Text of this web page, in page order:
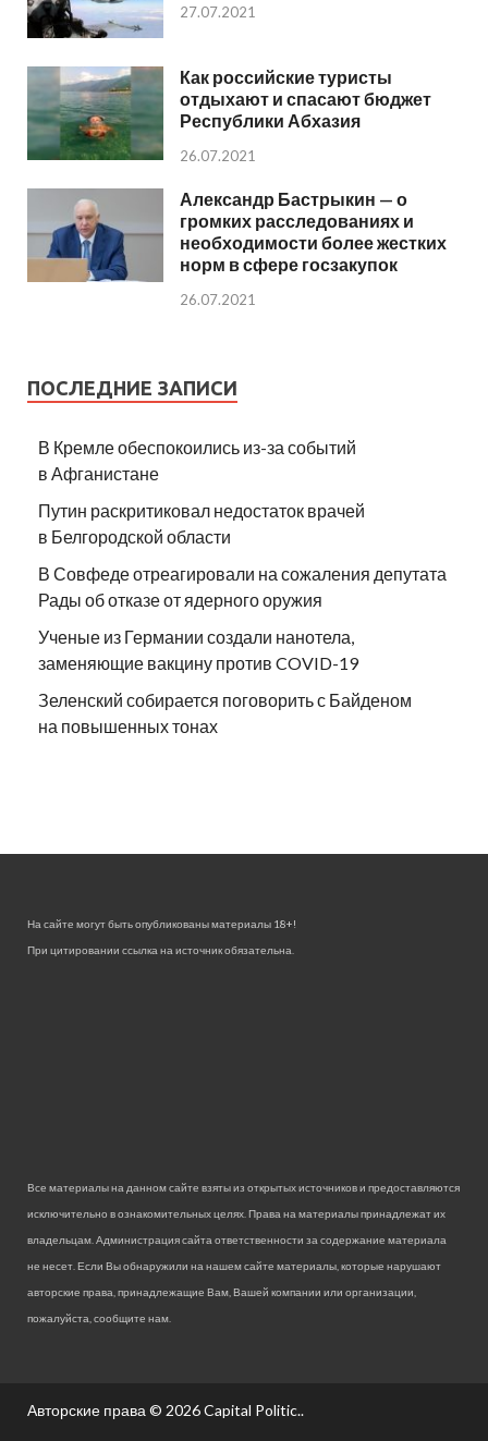
27.07.2021
Как российские туристы
отдыхают и спасают бюджет
Республики Абхазия
26.07.2021
Александр Бастрыкин — о
громких расследованиях и
необходимости более жестких
норм в сфере госзакупок
26.07.2021
ПОСЛЕДНИЕ ЗАПИСИ
В Кремле обеспокоились из-за событий
в Афганистане
Путин раскритиковал недостаток врачей
в Белгородской области
В Совфеде отреагировали на сожаления депутата
Рады об отказе от ядерного оружия
Ученые из Германии создали нанотела,
заменяющие вакцину против COVID-19
Зеленский собирается поговорить с Байденом
на повышенных тонах
На сайте могут быть опубликованы материалы 18+!
При цитировании ссылка на источник обязательна.
Все материалы на данном сайте взяты из открытых источников и предоставляются
исключительно в ознакомительных целях. Права на материалы принадлежат их
владельцам. Администрация сайта ответственности за содержание материала
не несет. Если Вы обнаружили на нашем сайте материалы, которые нарушают
авторские права, принадлежащие Вам, Вашей компании или организации,
пожалуйста, сообщите нам.
Авторские права © 2026Capital Politic..